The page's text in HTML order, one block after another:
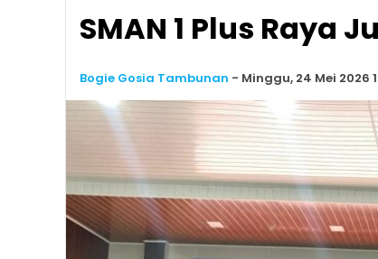
SMAN 1 Plus Raya
Bogie Gosia Tambunan - Minggu, 24 Mei 2026